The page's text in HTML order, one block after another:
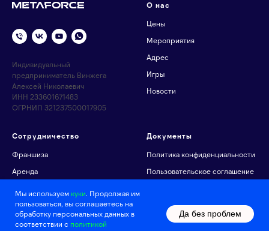
Индивидуальный
предприниматель Винжега
Алексей Николаевич
ИНН 233601671483
ОГРНИП 321237500017905
О нас
Цены
Мероприятия
Адрес
Игры
Новости
Сотрудничество
Франшиза
Аренда
Документы
Политика конфиденциальности
Пользовательское соглашение
Мы используем куки. Продолжая им
пользоваться, вы соглашаетесь на
обработку персональных данных в
соответствии c политикой
Да без проблем